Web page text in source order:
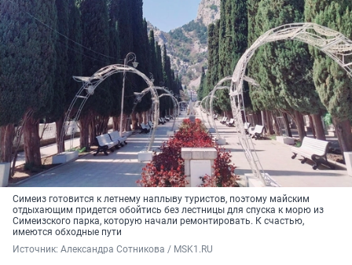
Симеиз готовится к летнему наплыву туристов, поэтому майским
отдыхающим придется обойтись без лестницы для спуска к морю из
Симеизского парка, которую начали ремонтировать. К счастью,
имеются обходные пути
Источник: Александра Сотникова / MSK1.RU